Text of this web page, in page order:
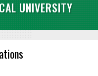
UNIVERSITY